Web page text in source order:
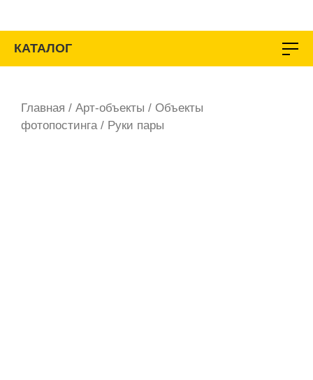
содержимому
КАТАЛОГ
Главная / Арт-объекты / Объекты
фотопостинга/ Руки пары